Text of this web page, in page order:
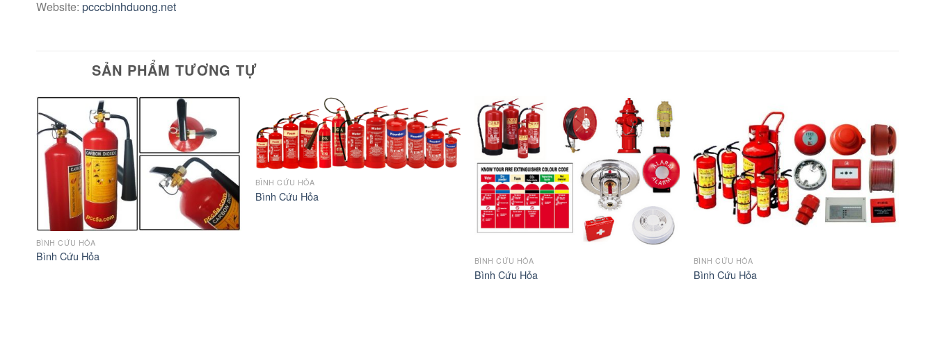
Website: pcccbinhduong.net
SẢN PHẨM TƯƠNG TỰ
BÌNH CỨU HỎA
Bình Cứu Hỏa
BÌNH CỨU HỎA
Bình Cứu Hỏa
BÌNH CỨU HỎA
Bình Cứu Hỏa
BÌNH CỨU HỎA
Bình Cứu Hỏa